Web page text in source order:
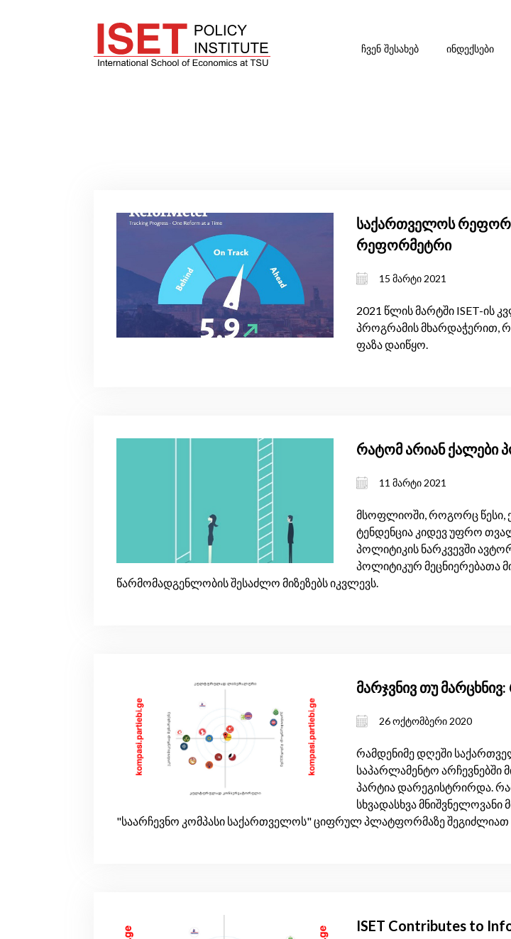
ᲩᲕᲔᲜ ᲨᲔᲡᲐᲮᲔᲑ ᲘᲜᲓᲔᲥᲡᲔᲑᲘ
საქართველოს
რეფორმეტრი
15 მარტი 2021
2021 წლის მარტში ISET-ის
პროგრამის მხარდაჭერით,
ფაზა დაიწყო.
რატომ არიან ქალები
11 მარტი 2021
მსოფლიოში, როგორც წესი,
ტენდენცია კიდევ უფრო
პოლიტიკის ნარკვევში
პოლიტიკურ მეცნიერებათა
წარმომადგენლობის შესაძლო მიზეზებს იკვლევს.
მარჯვნივ თუ
26 ოქტომბერი 2020
რამდენიმე დღეში
საპარლამენტო არჩევნებში
პარტია დარეგისტრირდა.
სხვადასხვა
"საარჩევნო კომპასი საქართველოს" ციფრულ პლატფორმაზე შეგიძლიათ
ISET Contributes to